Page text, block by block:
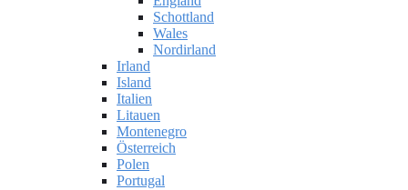
Schottland
Wales
Nordirland
Irland
Island
Italien
Litauen
Montenegro
Österreich
Polen
Portugal